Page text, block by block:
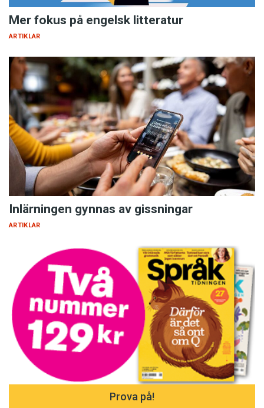
Mer fokus på engelsk litteratur
ARTIKLAR
Inlärningen gynnas av gissningar
ARTIKLAR
Prova på!